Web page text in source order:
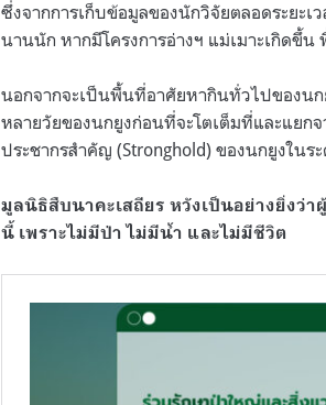
ซึ่งจากการเก็บข้อมูลของนักวิจัยตลอดระยะ
นานนัก หากมีโครงการอ่างฯ แม่เมาะเกิดขึ้
นอกจากจะเป็นพื้นที่อาศัยหากินทั่วไปของน
หลายวัยของนกยูงก่อนที่จะโตเต็มที่และแย
ประชากรสำคัญ (Stronghold) ของนกยูงในร
มูลนิธิสืบนาคะเสถียร หวังเป็นอย่างยิ่ง
นี้ เพราะไม่มีป่า ไม่มีน้ำ และไม่มีชีวิต